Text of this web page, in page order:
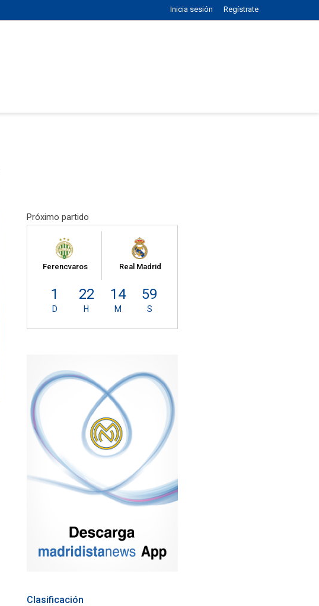
Inicia sesión Regístrate
Próximo partido
Ferencvaros Real Madrid
1
D
22
H
14
M
58
S
Clasificación